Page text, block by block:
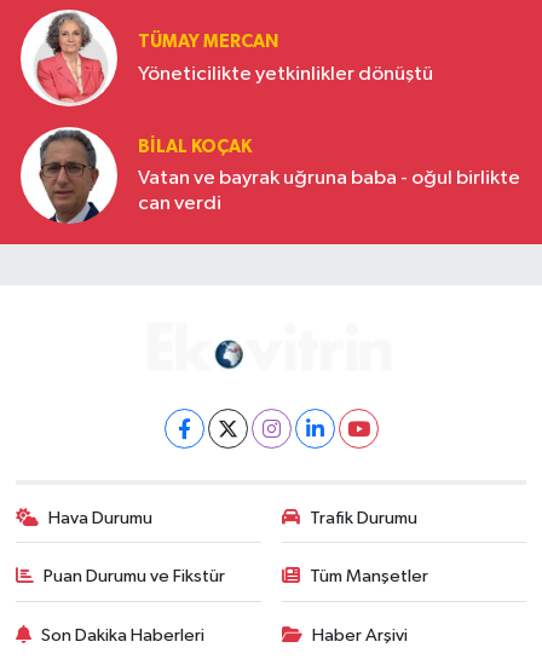
TÜMAY MERCAN
Yöneticilikte yetkinlikler dönüştü
BILAL KOÇAK
Vatan ve bayrak uğruna baba - oğul birlikte
can verdi
Hava Durumu Trafik Durumu
Puan Durumu ve Fikstür Tüm Manşetler
Son Dakika Haberleri Haber Arşivi